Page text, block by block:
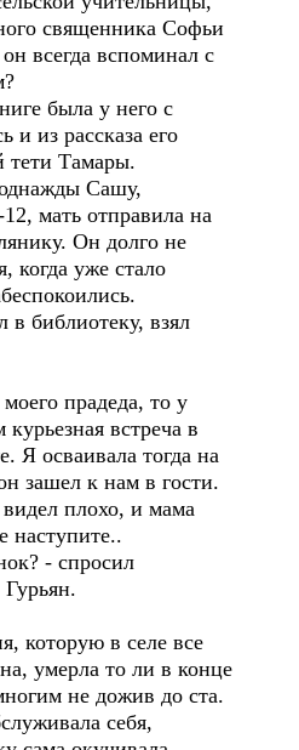
священника Софьи
всегда вспоминал с
была у него с
и из рассказа его
тети Тамары.
Сашу,
мать отправила на
Он долго не
когда уже стало
в библиотеку, взял
прадеда, то у
встреча в
Я осваивала тогда на
зашел к нам в гости.
плохо, и мама
наступите..
- спросил
которую в селе все
умерла то ли в конце
не дожив до ста.
себя,